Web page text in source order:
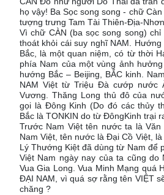
họ vậy! Ba Sọc song song - chữ
tượng trưng Tam Tài Thiên-Địa-Nhơn,
Vì chữ CÀN (ba sọc song song)
thoát khỏi cái suy nghĩ NAM.
Bắc, là một quan niệm, có từ thời
phía Nam của một vùng ảnh
hướng Bắc – Beijing, BẮC kinh.
NAM Việt từ Triệu Đà cướp nước
Vương. Thăng Long thủ đô của
gọi là Đông Kinh (Do đó các thủy
Bắc là TONKIN do từ ĐôngKinh trại
Trước Nam Việt tên nước ta là
Nam Việt, tên nước là Đại Cồ Việt,
Lý Thướng Kiệt đã dùng từ Nam để
Việt Nam ngày nay của ta cũng do
Vua Gia Long. Vua Minh Mạng quá
ĐẠI NAM, vì quá sợ rằng tên VIỆT
chăng ?